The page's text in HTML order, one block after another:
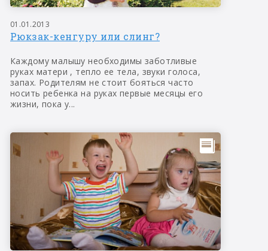
01.01.2013
Рюкзак-кенгуру или слинг?
Каждому малышу необходимы заботливые
руках матери , тепло ее тела, звуки голоса,
запах. Родителям не стоит бояться часто
носить ребенка на руках первые месяцы его
жизни, пока у...